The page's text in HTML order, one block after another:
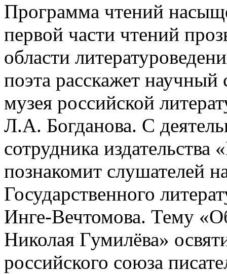
Программа чтений
первой части чтений
области
поэта расскажет научный
музея российской
Л.А. Богданова. С
сотрудника издательства
познакомит слушателей
Государственного
Инге-Вечтомова. Тему
Николая Гумилёва»
российского союза